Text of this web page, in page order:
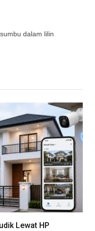
dalam lilin
Lewat HP